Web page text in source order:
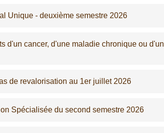
Unique - deuxième semestre 2026
d'un cancer, d'une maladie chronique ou d'un
de revalorisation au 1er juillet 2026
Spécialisée du second semestre 2026